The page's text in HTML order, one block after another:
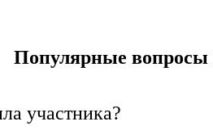
Популярные вопросы
участника?